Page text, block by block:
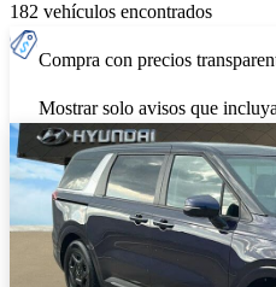
182 vehículos encontrados
Compra con precios
Mostrar solo avisos que